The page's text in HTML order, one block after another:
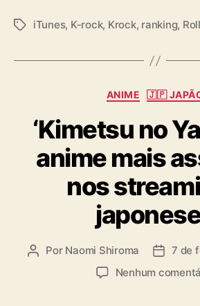
T
iTunes, K-rock, Krock, ranking,
C
t
e
g
o
r
i
a
ANIME 🇯🇵
‘Kimetsu no
anime mais
nos
A Por Naomi Shiroma
D 7 de
Nenhum